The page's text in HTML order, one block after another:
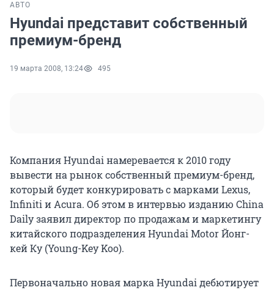
АВТО
Hyundai представит собственный
премиум-бренд
19 марта 2008, 13:24 495
Компания Hyundai намеревается к 2010 году
вывести на рынок собственный премиум-бренд,
который будет конкурировать с марками Lexus,
Infiniti и Acura. Об этом в интервью изданию China
Daily заявил директор по продажам и маркетингу
китайского подразделения Hyundai Motor Йонг-
кей Ку (Young-Key Koo).
Первоначально новая марка Hyundai дебютирует